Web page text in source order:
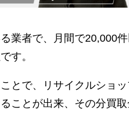
業者で、月間で20,000
す。
とで、リサイクルショ
ことが出来、その分買取